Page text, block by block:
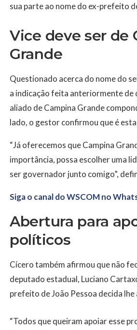
sua parte ao nome do ex-prefeito
Vice deve ser de
Grande
Questionado acerca do nome do
a indicação feita anteriormente de
aliado de Campina Grande
lado, o gestor confirmou que é
“Já oferecemos que Campina
importância, possa escolher uma
ser governador junto comigo”,
Siga o canal do WSCOM no
Abertura para
políticos
Cícero também afirmou que não
deputado estadual, Luciano
prefeito de João Pessoa decida lhe
“Todos que queiram apoiar esse